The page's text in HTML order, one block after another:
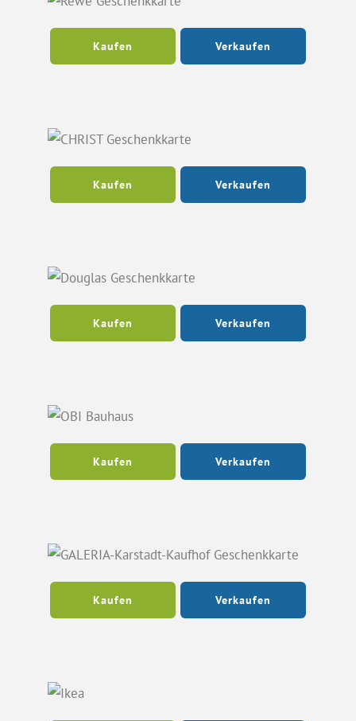
Kaufen Verkaufen
Kaufen Verkaufen
Kaufen Verkaufen
Kaufen Verkaufen
Kaufen Verkaufen